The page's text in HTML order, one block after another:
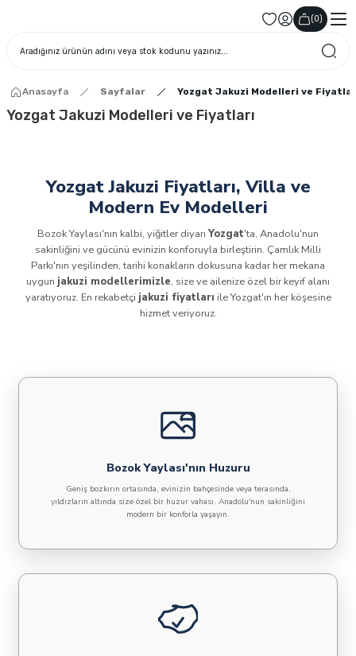
(0)
Anasayfa Sayfalar Yozgat Jakuzi Modelleri ve
Yozgat Jakuzi Modelleri ve Fiyatları
Yozgat Jakuzi Fiyatları, Villa ve
Modern Ev Modelleri
Bozok Yaylası'nın kalbi, yiğitler diyarıYozgat'ta, Anadolu'nun
sakinliğini ve gücünü evinizin konforuyla birleştirin. Çamlık Milli
Parkı'nın yeşilinden, tarihi konakların dokusuna kadar her mekana
uygun jakuzi modellerimizle, size ve ailenize özel bir keyif alanı
yaratıyoruz. En rekabetçi jakuzi fiyatları ile Yozgat'ın her köşesine
hizmet veriyoruz.
Bozok Yaylası'nın Huzuru
Geniş bozkırın ortasında, evinizin bahçesinde veya terasında,
yıldızların altında size özel bir huzur vahası. Anadolu'nun sakinliğini
modern bir konforla yaşayın.